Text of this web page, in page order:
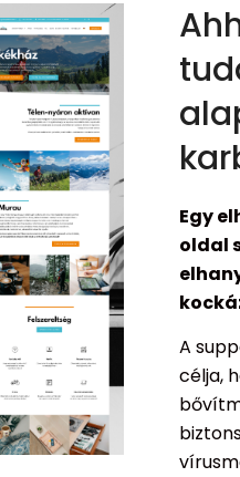
Egy
oldal
A
célja,